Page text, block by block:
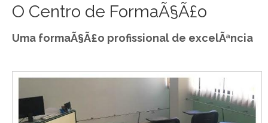
O Centro de FormaÃ§Ã£o
Uma formaÃ§Ã£o profissional de excelÃªncia